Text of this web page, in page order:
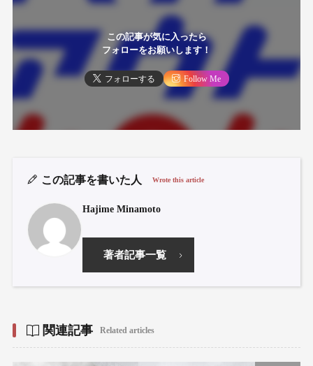
この記事が気に入ったら
フォローをお願いします！
フォローする Follow Me
この記事を書いた人 Wrote this article
Hajime Minamoto
著者記事一覧
関連記事 Related articles